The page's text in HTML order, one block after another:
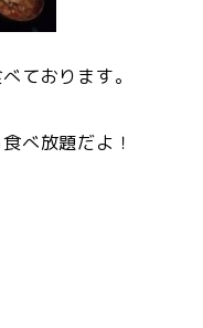
ております。
べ放題だよ！